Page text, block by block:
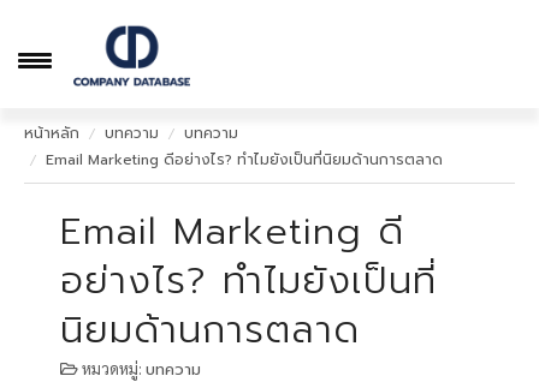
หน้าหลัก
บริการอื่นๆ
หน้าหลัก บทความ
บทความ
Email Marketing ดีอย่างไร? ทำไมยังเป็นที่นิยมด้านการตลาด
Email Marketing ดี
อย่างไร? ทำไมยังเป็นที่
นิยมด้านการตลาด
หมวดหมู่: บทความ